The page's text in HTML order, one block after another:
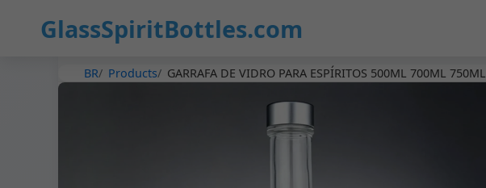
GlassSpiritBottles.com
BR Products GARRAFA DE VIDRO PARA ESPÍRITOS 500ML 700ML 750ML